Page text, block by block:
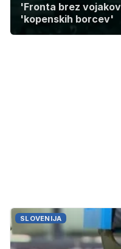
'Fronta brez
'kopenskih borcev'
SLOVENIJA